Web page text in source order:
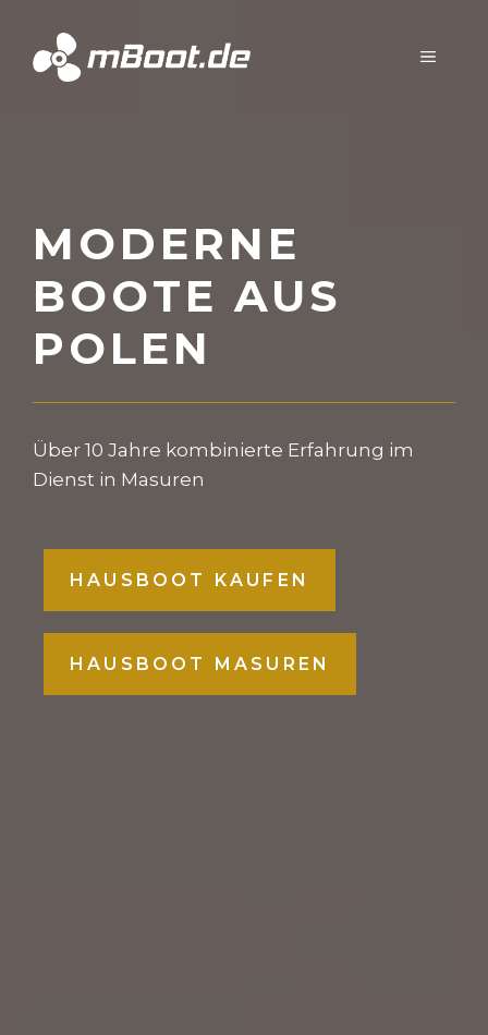
springen
MENÜ
MODERNE
BOOTE AUS
POLEN
Über 10 Jahre kombinierte Erfahrung im
Dienst in Masuren
HAUSBOOT KAUFEN
HAUSBOOT MASUREN